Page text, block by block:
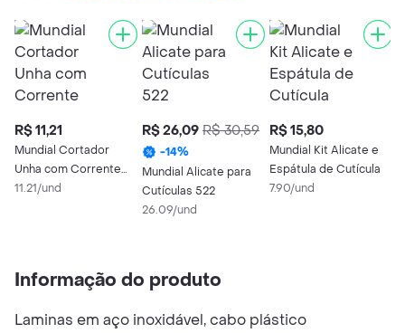
R$ 11,21
Mundial Cortador
Unha com Corrente
Classic
11.21/und
R$ 26,09 R$ 30,59
-14%
Mundial Alicate para
Cutículas 522
26.09/und
R$ 15,80
Mundial Kit Alicate e
Espátula de Cutícula
7.90/und
Informação do produto
Laminas em aço inoxidável, cabo plástico